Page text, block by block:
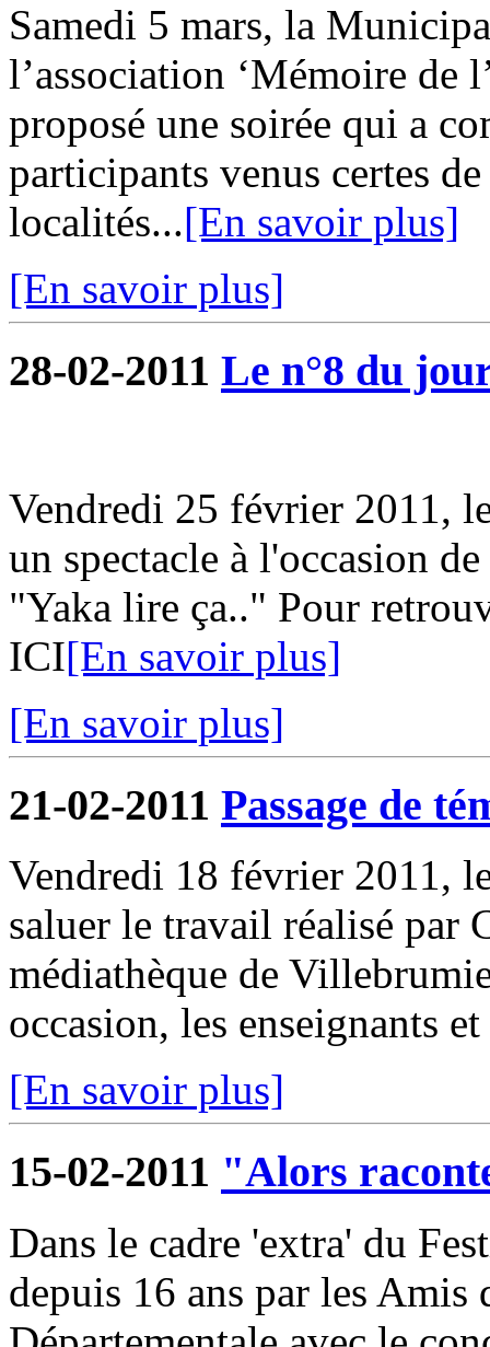
Samedi 5 mars, la
l’association ‘Mémoire de
proposé une soirée qui a
participants venus certes
localités...[En savoir plus]
[En savoir plus]
28-02-2011 Le n°8 du
Vendredi 25 février 2011,
un spectacle à l'occasion
"Yaka lire ça.." Pour
ICI[En savoir plus]
[En savoir plus]
21-02-2011 Passage de
Vendredi 18 février 2011,
saluer le travail réalisé par
médiathèque de
occasion, les enseignants
[En savoir plus]
15-02-2011 "Alors
Dans le cadre 'extra' du
depuis 16 ans par les Amis